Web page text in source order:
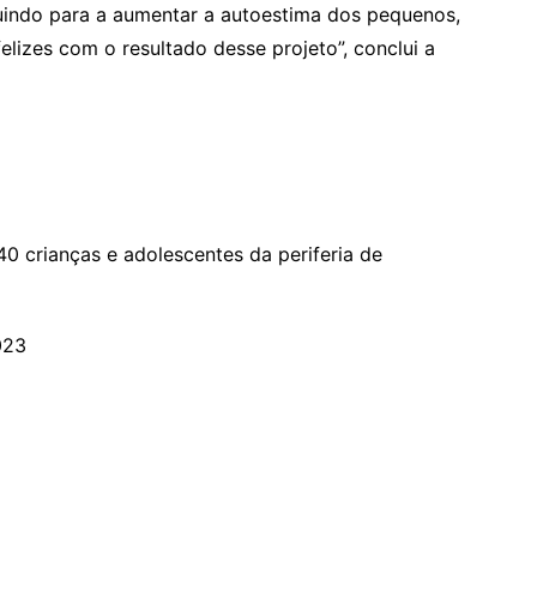
para a aumentar a autoestima dos pequenos,
com o resultado desse projeto”, conclui a
crianças e adolescentes da periferia de